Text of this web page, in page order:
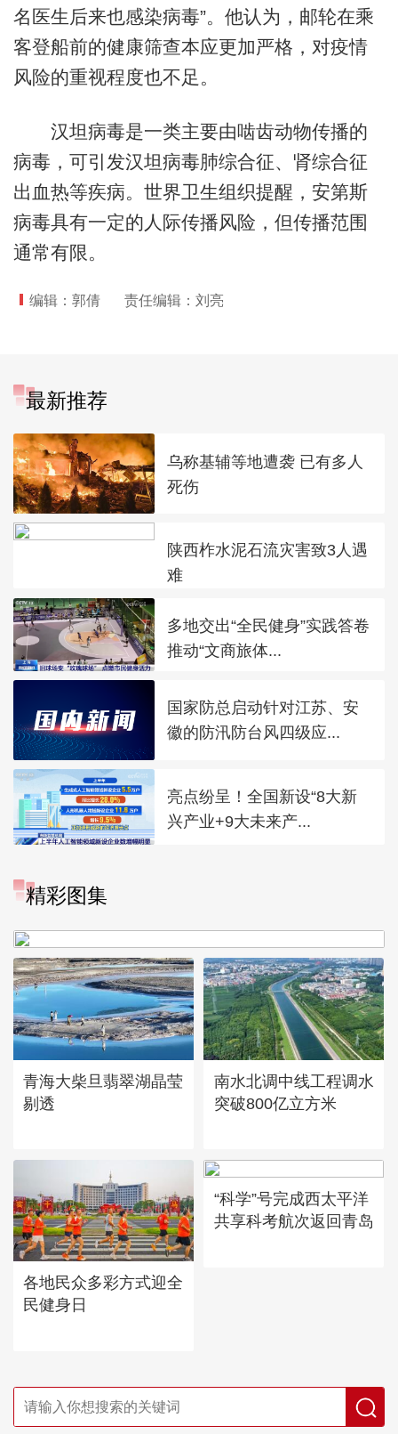
名医生后来也感染病毒”。他认为，邮轮在乘
客登船前的健康筛查本应更加严格，对疫情
风险的重视程度也不足。
汉坦病毒是一类主要由啮齿动物传播的
病毒，可引发汉坦病毒肺综合征、肾综合征
出血热等疾病。世界卫生组织提醒，安第斯
病毒具有一定的人际传播风险，但传播范围
通常有限。
编辑：郭倩 责任编辑：刘亮
最新推荐
乌称基辅等地遭袭 已有多人
死伤
陕西柞水泥石流灾害致3人遇
难
多地交出“全民健身”实践答卷
推动“文商旅体...
国家防总启动针对江苏、安
徽的防汛防台风四级应...
亮点纷呈！全国新设“8大新
兴产业+9大未来产...
精彩图集
“大地指纹”奏响夏夜文旅乐
青海大柴旦翡翠湖晶莹
剔透
南水北调中线工程调水
突破800亿立方米
各地民众多彩方式迎全
民健身日
“科学”号完成西太平洋
共享科考航次返回青岛